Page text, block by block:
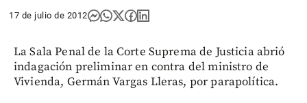
17 de julio de 2012
La Sala Penal de la Corte Suprema de Justicia abrió
indagación preliminar en contra del ministro de
Vivienda, Germán Vargas Lleras, por parapolítica.